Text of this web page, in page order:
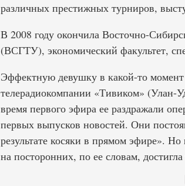
различных престижных турниров,
В 2008 году окончила Восточно-
(ВСГТУ), экономический факультет,
Эффектную девушку в какой-то
телерадиокомпании «Тивиком» (Улан-
время первого эфира ее раздражали
первых выпусков новостей. Они
результате косяки в прямом эфире».
на посторонних, по ее словам,